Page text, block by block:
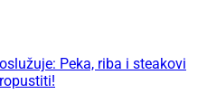
Peka, riba i steakovi